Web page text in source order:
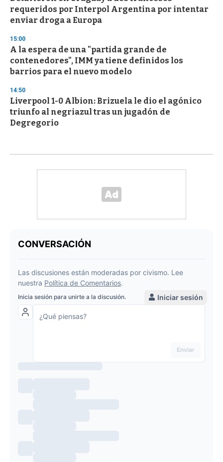
requeridos por Interpol Argentina por intentar
enviar droga a Europa
15:00
A la espera de una "partida grande de
contenedores", IMM ya tiene definidos los
barrios para el nuevo modelo
14:50
Liverpool 1-0 Albion: Brizuela le dio el agónico
triunfo al negriazul tras un jugadón de
Degregorio